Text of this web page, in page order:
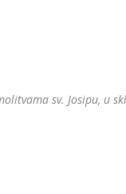
sv. Josipu, u